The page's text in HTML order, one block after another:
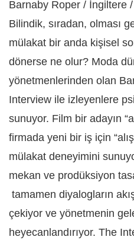
Barnaby Roper / İngiltere /
Bilindik, sıradan, olması
mülakat bir anda kişisel
dönerse ne olur? Moda
yönetmenlerinden olan
Interview ile izleyenlere
sunuyor. Film bir adayın
firmada yeni bir iş için
mülakat deneyimini
mekan ve prodüksiyon
tamamen diyalogların
çekiyor ve yönetmenin
heyecanlandırıyor. The